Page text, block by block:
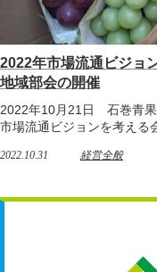
2022年市場流通ビジョ
地域部会の開催
2022年10月21日 石巻青
市場流通ビジョンを考える
2022.10.31 経営全般